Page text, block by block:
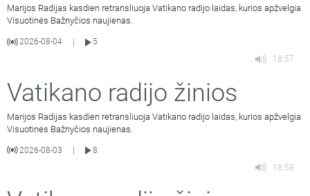
Marijos Radijas kasdien retransliuoja Vatikano radijo laidas, kurios apžvelgia
Visuotinės Bažnyčios naujienas.
2026-08-04
5
18:57
Vatikano radijo žinios
Marijos Radijas kasdien retransliuoja Vatikano radijo laidas, kurios apžvelgia
Visuotinės Bažnyčios naujienas.
2026-08-03
8
18:58